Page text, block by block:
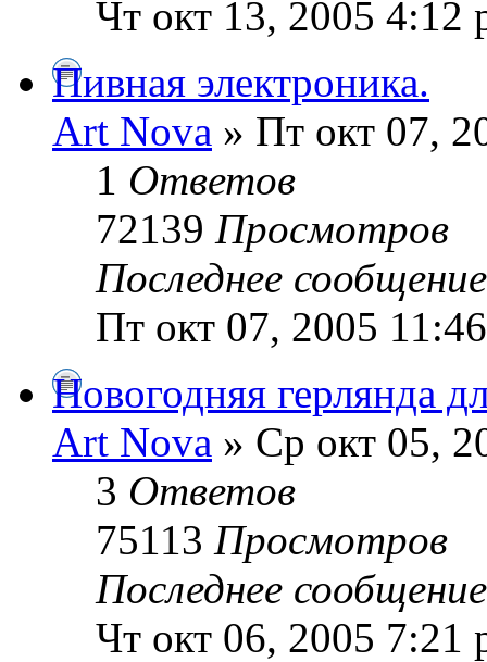
Чт окт 13, 2005 4:12
Пивная электроника.
Art Nova » Пт окт 07,
1 Ответов
72139 Просмотров
Последнее
Пт окт 07, 2005
Новогодняя герлянда
Art Nova » Ср окт 05,
3 Ответов
75113 Просмотров
Последнее
Чт окт 06, 2005 7:21